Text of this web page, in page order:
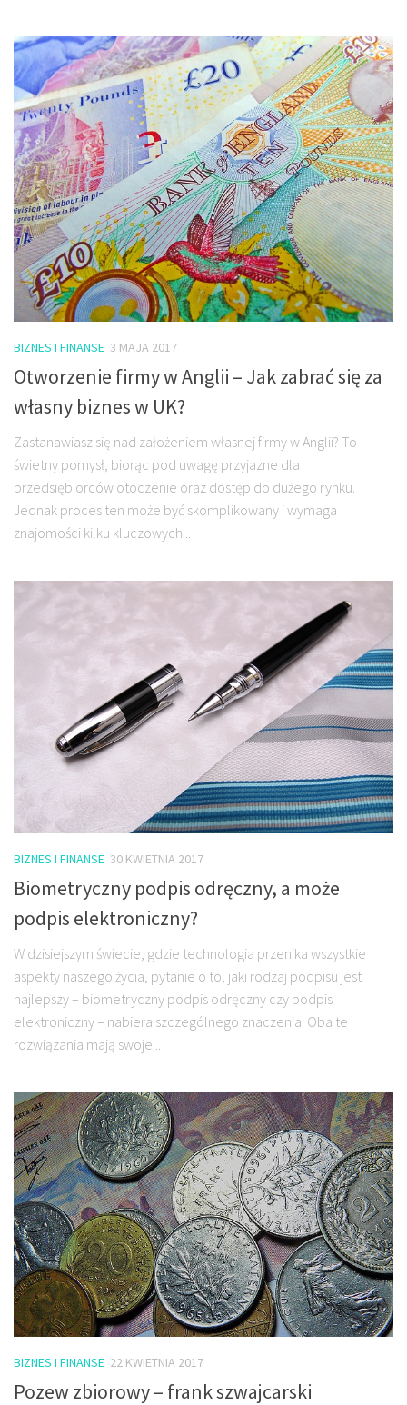
BIZNES I FINANSE 3 MAJA 2017
Otworzenie firmy w Anglii – Jak zabrać się za
własny biznes w UK?
Zastanawiasz się nad założeniem własnej firmy w Anglii? To
świetny pomysł, biorąc pod uwagę przyjazne dla
przedsiębiorców otoczenie oraz dostęp do dużego rynku.
Jednak proces ten może być skomplikowany i wymaga
znajomości kilku kluczowych...
BIZNES I FINANSE 30 KWIETNIA 2017
Biometryczny podpis odręczny, a może
podpis elektroniczny?
W dzisiejszym świecie, gdzie technologia przenika wszystkie
aspekty naszego życia, pytanie o to, jaki rodzaj podpisu jest
najlepszy – biometryczny podpis odręczny czy podpis
elektroniczny – nabiera szczególnego znaczenia. Oba te
rozwiązania mają swoje...
BIZNES I FINANSE 22 KWIETNIA 2017
Pozew zbiorowy – frank szwajcarski